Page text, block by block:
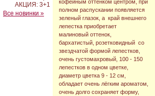
кофейным оттенком центром, при
полном распускании появляется
зеленый глазок, а край внешнего
лепестка приобретает
малиновый оттенок,
бархатистый, розетковидный со
звездчатой формой лепестков,
очень густомахровый, 100 - 150
лепестков в одном цветке,
диаметр цветка 9 - 12 см,
обладает очень лёгким ароматом,
очень долго сохраняет форму,
АКЦИЯ: 3+1
Все новинки »